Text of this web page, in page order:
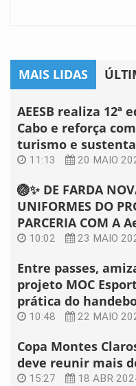
MAIS LIDAS
AEESB realiza 12ª
Cabo e reforça
turismo e
11:13 20 MAIO
🏐✨ DE FARDA
UNIFORMES DO
PARCERIA COM A
10:02 23 MAIO
Entre passes,
projeto MOC
prática do
10:48 22 MAIO
Copa Montes
deve reunir mais
15:27 18 ABR